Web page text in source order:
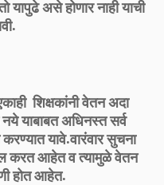
यापुढे असे होणार नाही याची
शिक्षकांनी वेतन अदा
याबाबत अधिनस्त सर्व
यावे.वारंवार सुचना
करत आहेत व त्यामुळे वेतन
होत आहेत.